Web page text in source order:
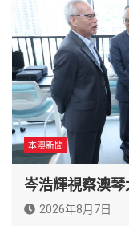
本澳新聞
岑浩輝視察澳
2026年8月7日